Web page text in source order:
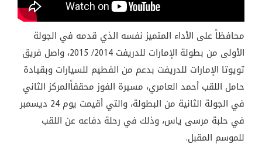
محافظاً على الأداء المتميز نفسه الذي قدمه في الجولة
الأولى من بطولة الإمارات للدريفت 2014/ 2015، واصل فريق
تويوتا الإمارات للدريفت بدعم من الفطيم للسيارات وبقيادة
حامل اللقب أحمد العامري، مسيرة الفوز محققاًالمركز الثاني
في الجولة الثانية من البطولة، والتي أقيمت يوم 24 ديسمبر
في حلبة مرسى ياس، وذلك في رحلة دفاعه عن اللقب
للموسم المقبل.